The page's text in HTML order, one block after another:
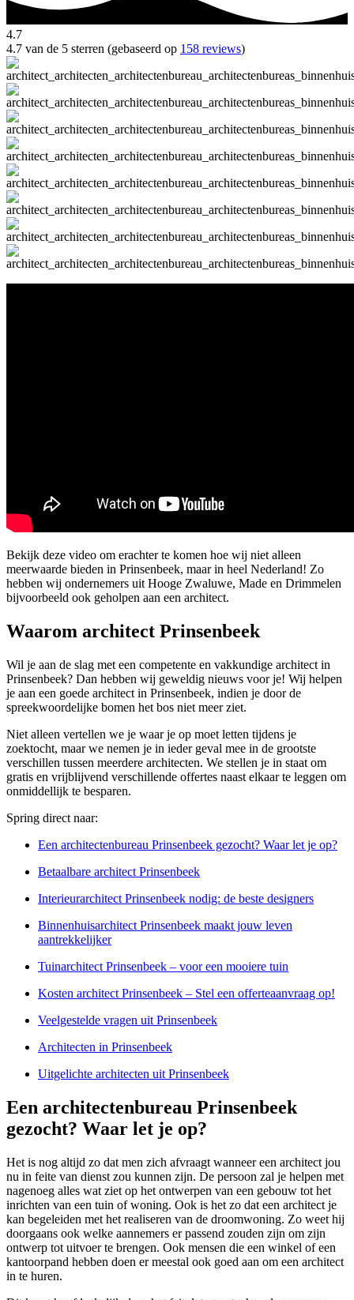
4.7
4.7 van de 5 sterren (gebaseerd op 158 reviews)
Bekijk deze video om erachter te komen hoe wij niet alleen
meerwaarde bieden in Prinsenbeek, maar in heel Nederland! Zo
hebben wij ondernemers uit Hooge Zwaluwe, Made en Drimmelen
bijvoorbeeld ook geholpen aan een architect.
Waarom architect Prinsenbeek
Wil je aan de slag met een competente en vakkundige architect in
Prinsenbeek? Dan hebben wij geweldig nieuws voor je! Wij helpen
je aan een goede architect in Prinsenbeek, indien je door de
spreekwoordelijke bomen het bos niet meer ziet.
Niet alleen vertellen we je waar je op moet letten tijdens je
zoektocht, maar we nemen je in ieder geval mee in de grootste
verschillen tussen meerdere architecten. We stellen je in staat om
gratis en vrijblijvend verschillende offertes naast elkaar te leggen om
onmiddellijk te besparen.
Spring direct naar:
Een architectenbureau Prinsenbeek gezocht? Waar let je op?
Betaalbare architect Prinsenbeek
Interieurarchitect Prinsenbeek nodig: de beste designers
Binnenhuisarchitect Prinsenbeek maakt jouw leven
aantrekkelijker
Tuinarchitect Prinsenbeek – voor een mooiere tuin
Kosten architect Prinsenbeek – Stel een offerteaanvraag op!
Veelgestelde vragen uit Prinsenbeek
Architecten in Prinsenbeek
Uitgelichte architecten uit Prinsenbeek
Een architectenbureau Prinsenbeek
gezocht? Waar let je op?
Het is nog altijd zo dat men zich afvraagt wanneer een architect jou
nu in feite van dienst zou kunnen zijn. De persoon zal je helpen met
nagenoeg alles wat ziet op het ontwerpen van een gebouw tot het
inrichten van een tuin of woning. Ook is het zo dat een architect je
kan begeleiden met het realiseren van de droomwoning. Zo weet hij
doorgaans ook welke aannemers er passend zouden zijn om zijn
ontwerp tot uitvoer te brengen. Ook mensen die een winkel of een
kantoorpand hebben doen er meestal ook goed aan om een architect
in te huren.